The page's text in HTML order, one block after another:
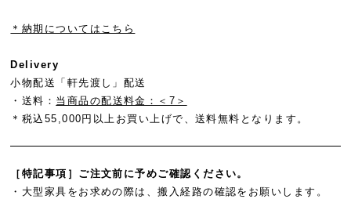
＊納期についてはこちら
Delivery
小物配送「軒先渡し」配送
・送料： 当商品の配送料金：＜7＞
＊税込55,000円以上お買い上げで、送料無料となります。
［特記事項］ご注文前に予めご確認ください。
・大型家具をお求めの際は、搬入経路の確認をお願いします。